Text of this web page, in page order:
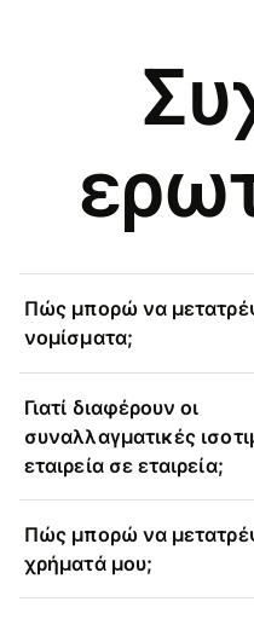
Πώς μπορώ να
νομίσματα;
Γιατί διαφέρουν οι
συναλλαγματικές
εταιρεία σε εταιρεία;
Πώς μπορώ να
χρήματά μου;